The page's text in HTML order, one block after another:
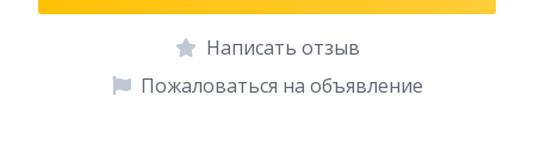
Написать отзыв
Пожаловаться на объявление